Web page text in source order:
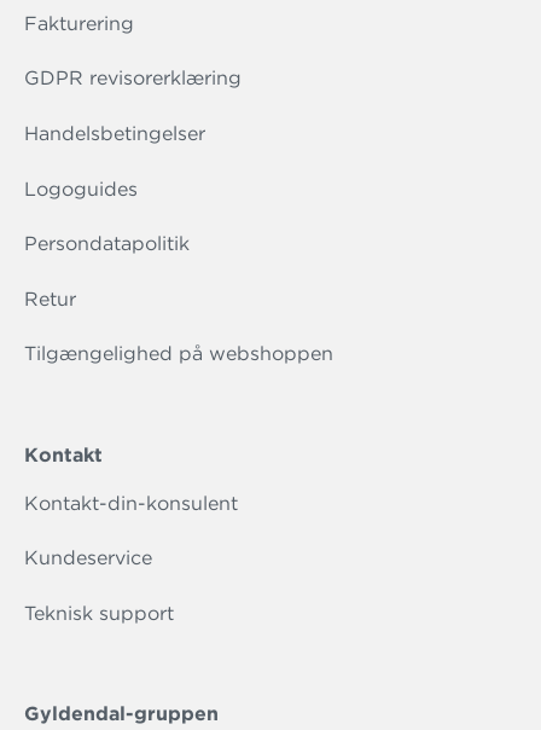
Fakturering
GDPR revisorerklæring
Handelsbetingelser
Logoguides
Persondatapolitik
Retur
Tilgængelighed på webshoppen
Kontakt
Kontakt-din-konsulent
Kundeservice
Teknisk support
Gyldendal-gruppen